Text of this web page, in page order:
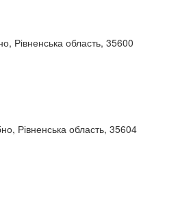
Рівненська область, 35600
Рівненська область, 35604